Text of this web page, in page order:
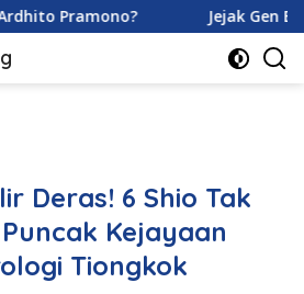
Jejak Gen Buka
Deras! 6 Shio Tak
Kejayaan
Tiongkok